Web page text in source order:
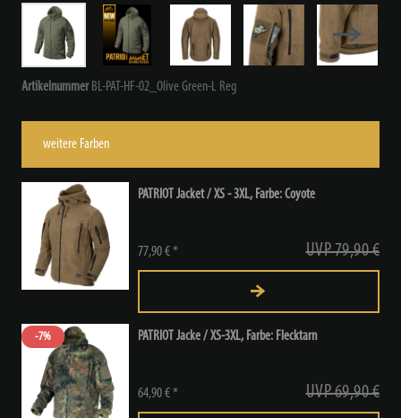
Artikelnummer BL-PAT-HF-02_Olive Green-L Reg
weitere Farben
PATRIOT Jacket / XS - 3XL, Farbe: Coyote
UVP 79,90 €
77,90 € *
-7% PATRIOT Jacke / XS-3XL, Farbe: Flecktarn
UVP 69,90 €
64,90 € *